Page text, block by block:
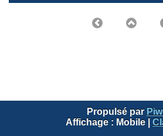
Propulsé par
Affichage : Mobile